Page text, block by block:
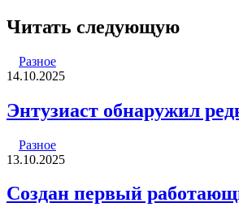
Читать следующую
Разное
14.10.2025
Энтузиаст обнаружил
Разное
13.10.2025
Создан первый